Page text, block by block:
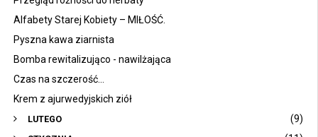
Alfabety Starej Kobiety – MIŁOŚĆ.
Pyszna kawa ziarnista
Bomba rewitalizująco - nawilżająca
Czas na szczerość...
Krem z ajurwedyjskich ziół
LUTEGO (9)